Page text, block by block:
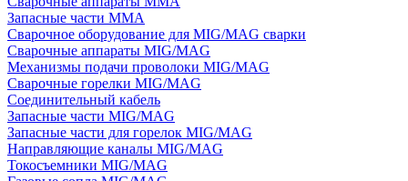
Запасные части MMA
Сварочное оборудование для MIG/MAG сварки
Сварочные аппараты MIG/MAG
Механизмы подачи проволоки MIG/MAG
Сварочные горелки MIG/MAG
Соединительный кабель
Запасные части MIG/MAG
Запасные части для горелок MIG/MAG
Направляющие каналы MIG/MAG
Токосъемники MIG/MAG